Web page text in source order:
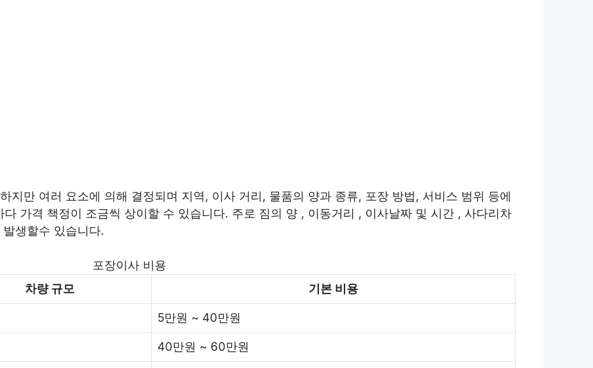
지만 여러 요소에 의해 결정되며 지역, 이사 거리, 물품의 양과 종류, 포장 방법, 서비스 범위 등에
가격 책정이 조금씩 상이할 수 있습니다. 주로 짐의 양 , 이동거리 , 이사날짜 및 시간 , 사다리차
생할수 있습니다.
포장이사 비용
차량 규모 기본 비용
5만원 ~ 40만원
40만원 ~ 60만원